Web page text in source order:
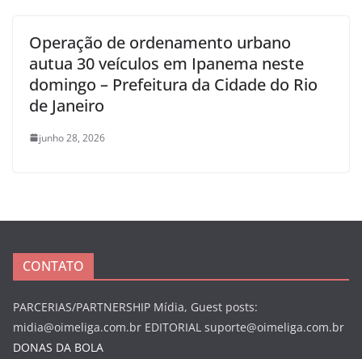
Operação de ordenamento urbano
autua 30 veículos em Ipanema neste
domingo – Prefeitura da Cidade do Rio
de Janeiro
junho 28, 2026
CONTATO
PARCERIAS/PARTNERSHIP Mídia, Guest posts:
midia@oimeliga.com.br EDITORIAL suporte@oimeliga.com.br
DONAS DA BOLA